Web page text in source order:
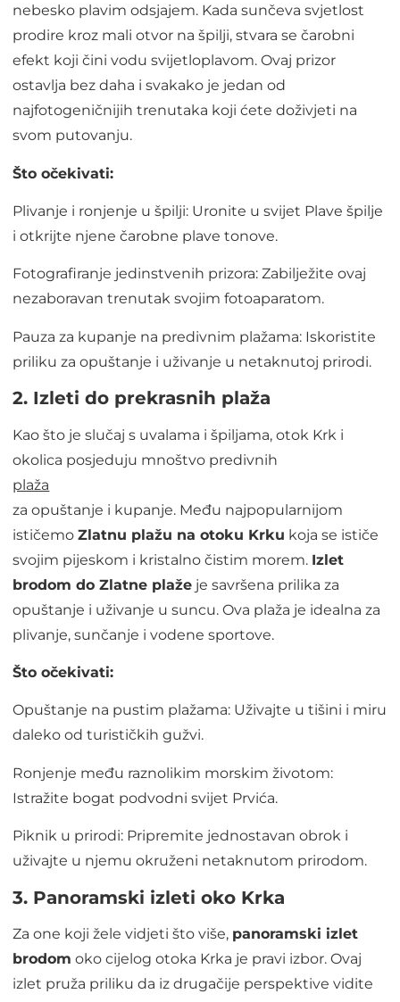
nebesko plavim odsjajem. Kada sunčeva svjetlost
prodire kroz mali otvor na špilji, stvara se čarobni
efekt koji čini vodu svijetloplavom. Ovaj prizor
ostavlja bez daha i svakako je jedan od
najfotogeničnijih trenutaka koji ćete doživjeti na
svom putovanju.
Što očekivati:
Plivanje i ronjenje u špilji: Uronite u svijet Plave špilje
i otkrijte njene čarobne plave tonove.
Fotografiranje jedinstvenih prizora: Zabilježite ovaj
nezaboravan trenutak svojim fotoaparatom.
Pauza za kupanje na predivnim plažama: Iskoristite
priliku za opuštanje i uživanje u netaknutoj prirodi.
2. Izleti do prekrasnih plaža
Kao što je slučaj s uvalama i špiljama, otok Krk i
okolica posjeduju mnoštvo predivnih
plaža
za opuštanje i kupanje. Među najpopularnijom
ističemoZlatnu plažu na otoku Krku koja se ističe
svojim pijeskom i kristalno čistim morem. Izlet
brodom do Zlatne plaže je savršena prilika za
opuštanje i uživanje u suncu. Ova plaža je idealna za
plivanje, sunčanje i vodene sportove.
Što očekivati:
Opuštanje na pustim plažama: Uživajte u tišini i miru
daleko od turističkih gužvi.
Ronjenje među raznolikim morskim životom:
Istražite bogat podvodni svijet Prvića.
Piknik u prirodi: Pripremite jednostavan obrok i
uživajte u njemu okruženi netaknutom prirodom.
3. Panoramski izleti oko Krka
Za one koji žele vidjeti što više, panoramski izlet
brodom oko cijelog otoka Krka je pravi izbor. Ovaj
izlet pruža priliku da iz drugačije perspektive vidite